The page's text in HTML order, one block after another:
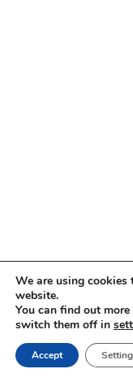
Impressum
We are using cookies
website.
You can find out
switch them off in
Accept